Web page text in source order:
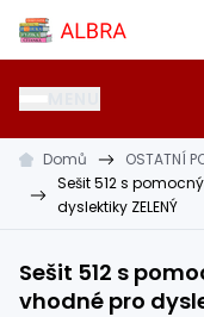
Přeskočit na hlavní
Albra s.r.o.
KATALOG UČEBNIC
Domů OSTATNÍ
Sešit 512 s
dyslektiky ZELENÝ
Sešit 512 s
vhodné pro